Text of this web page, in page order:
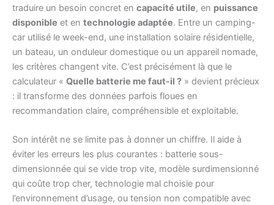
traduire un besoin concret en capacité utile, en puissance
disponible et en technologie adaptée. Entre un camping-
car utilisé le week-end, une installation solaire résidentielle,
un bateau, un onduleur domestique ou un appareil nomade,
les critères changent vite. C’est précisément là que le
calculateur « Quelle batterie me faut-il ? » devient précieux
: il transforme des données parfois floues en
recommandation claire, compréhensible et exploitable.
Son intérêt ne se limite pas à donner un chiffre. Il aide à
éviter les erreurs les plus courantes : batterie sous-
dimensionnée qui se vide trop vite, modèle surdimensionné
qui coûte trop cher, technologie mal choisie pour
l’environnement d’usage, ou tension non compatible avec